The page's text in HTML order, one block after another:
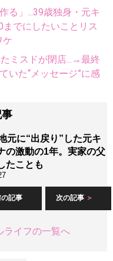
る」...39歳独身・元キ
までにしたいことリス
ケ
ミスドが閉店...→最終
いた“メッセージ”に感
元に“出戻り”した元キ
の激動の1年。実家の父
たことも
の記事 次の記事
ライフの一覧へ